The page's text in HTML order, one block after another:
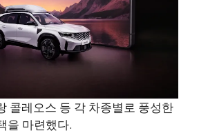
콜레오스 등 각 차종별로 풍성한
을 마련했다.